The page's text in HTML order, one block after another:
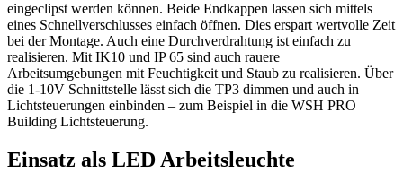
eingeclipst werden können. Beide Endkappen lassen sich mittels
eines Schnellverschlusses einfach öffnen. Dies erspart wertvolle Zeit
bei der Montage. Auch eine Durchverdrahtung ist einfach zu
realisieren. Mit IK10 und IP 65 sind auch rauere
Arbeitsumgebungen mit Feuchtigkeit und Staub zu realisieren. Über
die 1-10V Schnittstelle lässt sich die TP3 dimmen und auch in
Lichtsteuerungen einbinden – zum Beispiel in die WSH PRO
Building Lichtsteuerung.
Einsatz als LED Arbeitsleuchte